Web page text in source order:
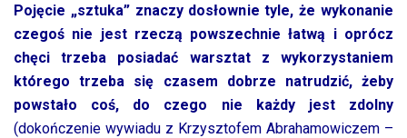
Pojęcie „sztuka” znaczy dosłownie tyle, że wykonanie
czegoś nie jest rzeczą powszechnie łatwą i oprócz
chęci trzeba posiadać warsztat z wykorzystaniem
którego trzeba się czasem dobrze natrudzić, żeby
powstało coś, do czego nie każdy jest zdolny
(dokończenie wywiadu z Krzysztofem Abrahamowiczem –